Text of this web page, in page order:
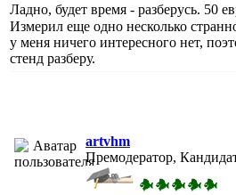
Ладно, будет время - разберусь. 50
Измерил еще одно несколько
у меня ничего интересного нет,
стенд разберу.
artvhm
Премодератор,